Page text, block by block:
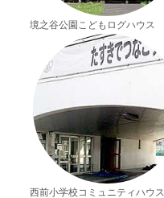
境之谷公園こどもログハウス
西前小学校コミュニティハウス